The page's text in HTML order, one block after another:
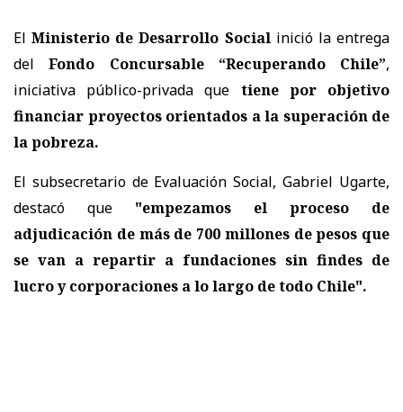
ElMinisterio de Desarrollo Socialinició la entrega
delFondo Concursable “Recuperando Chile”,
iniciativa público-privada que tiene por objetivo
financiar proyectos orientados a la superación de
la pobreza.
El subsecretario de Evaluación Social, Gabriel Ugarte,
destacó que "empezamos el proceso de
adjudicación de más de 700 millones de pesos que
se van a repartir a fundaciones sin findes de
lucro y corporaciones a lo largo de todo Chile".